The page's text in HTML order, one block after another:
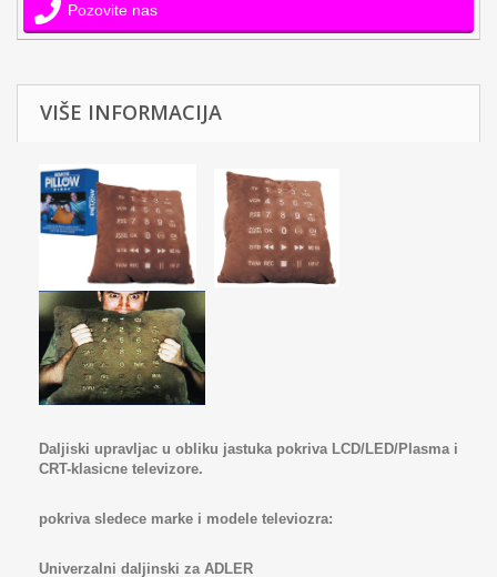
Pozovite nas
VIŠE INFORMACIJA
Daljiski upravljac u obliku jastuka pokriva LCD/LED/Plasma i
CRT-klasicne televizore.
pokriva sledece marke i modele televiozra:
Univerzalni daljinski za ADLER